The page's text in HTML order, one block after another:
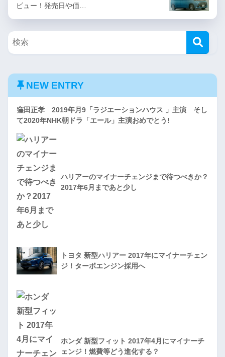
ビュー！発売日や価…
NEW ENTRY
窪田正孝 2019年月9「ラジエーションハウス 」主演 そし
て2020年NHK朝ドラ「エール」主演おめでとう!
ハリアーのマイナーチェンジまで待つべきか？
2017年6月まであと少し
トヨタ 新型ハリアー 2017年にマイナーチェン
ジ！ターボエンジン採用へ
ホンダ 新型フィット 2017年4月にマイナーチ
ェンジ！燃費等どう進化する？